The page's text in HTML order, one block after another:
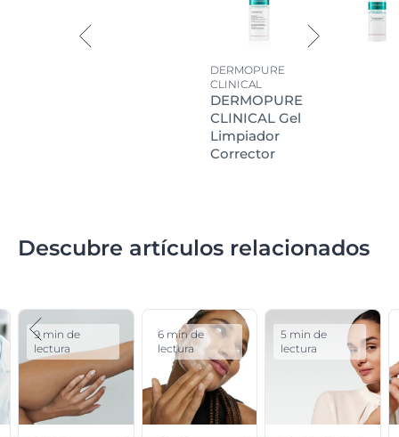
DERMOPURE
CLINICAL
DERMOPURE
CLINICAL Gel
Limpiador
Corrector
Descubre artículos relacionados
9 min de
lectura
6 min de
lectura
5 min de
lectura